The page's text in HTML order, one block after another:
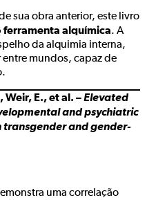
sua obra anterior, este livro
alquímica. A
da alquimia interna,
mundos, capaz de
Weir, E., et al. –Elevated
and psychiatric
transgender and gender-
uma correlação